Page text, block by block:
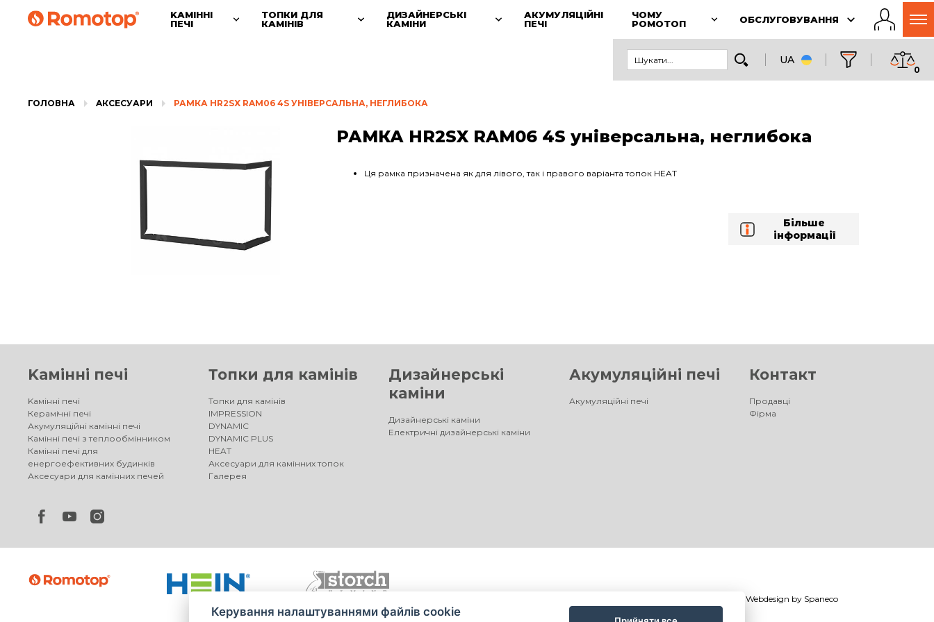
KАМІННІ
ПЕЧІ
ТОПКИ ДЛЯ
КАМІНІВ
ДИЗАЙНЕРСЬКІ
КАМІНИ
АКУМУЛЯЦІЙНІ
ПЕЧІ
ЧОМУ
РОМОТОП
ОБСЛУГОВУВАННЯ
UA
0
ГОЛОВНА AКСЕСУАРИ РАМКА HR2SX RAM06 4S УНІВЕРСАЛЬНА, НЕГЛИБОКА
РАМКА HR2SX RAM06 4S універсальна, неглибока
Ця рамка призначена як для лівого, так і правого варіанта топок HEAT
Більше
інформації
Kамінні печі
Kамінні печі
Керамічні печі
Акумуляційні камінні печі
Камінні печі з теплообмінником
Камінні печі для
енергоефективних будинків
Аксесуари для камінних печей
Топки для камінів
Топки для камінів
IMPRESSION
DYNAMIC
DYNAMIC PLUS
HEAT
Аксесуари для камінних топок
Галерея
Дизайнерські
каміни
Дизайнерські каміни
Електричні дизайнерські каміни
Акумуляційні печі
Акумуляційні печі
Контакт
Продавці
Фірма
Webdesign by Spaneco
Керування налаштуваннями файлів cookie